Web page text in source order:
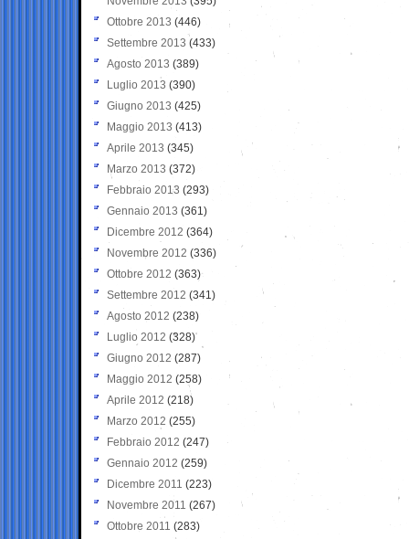
Ottobre 2013 (446)
Settembre 2013 (433)
Agosto 2013 (389)
Luglio 2013 (390)
Giugno 2013 (425)
Maggio 2013 (413)
Aprile 2013 (345)
Marzo 2013 (372)
Febbraio 2013 (293)
Gennaio 2013 (361)
Dicembre 2012 (364)
Novembre 2012 (336)
Ottobre 2012 (363)
Settembre 2012 (341)
Agosto 2012 (238)
Luglio 2012 (328)
Giugno 2012 (287)
Maggio 2012 (258)
Aprile 2012 (218)
Marzo 2012 (255)
Febbraio 2012 (247)
Gennaio 2012 (259)
Dicembre 2011 (223)
Novembre 2011 (267)
Ottobre 2011 (283)